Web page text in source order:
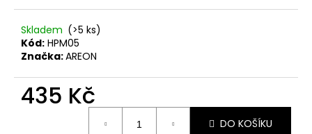
Skladem (>5 ks)
Kód: HPM05
Značka:AREON
435 Kč
DO KOŠÍKU
D
o